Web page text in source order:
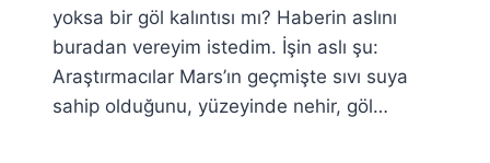
yoksa bir göl kalıntısı mı? Haberin aslını
buradan vereyim istedim. İşin aslı şu:
Araştırmacılar Mars’ın geçmişte sıvı suya
sahip olduğunu, yüzeyinde nehir, göl…